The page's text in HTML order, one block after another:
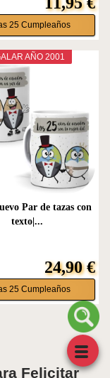
25 Cumpleaños
AÑO 2001
Par de tazas con
texto|...
24,90 €
25 Cumpleaños
Felicitar